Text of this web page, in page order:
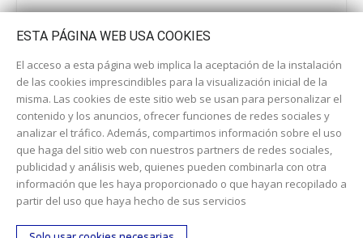
Dirección:c/ Cercedilla nº 14, 28925 Alcorcón
Email:contacta aquí
ESTA PÁGINA WEB USA COOKIES
El acceso a esta página web implica la aceptación de la instalación
de las cookies imprescindibles para la visualización inicial de la
misma. Las cookies de este sitio web se usan para personalizar el
contenido y los anuncios, ofrecer funciones de redes sociales y
analizar el tráfico. Además, compartimos información sobre el uso
que haga del sitio web con nuestros partners de redes sociales,
publicidad y análisis web, quienes pueden combinarla con otra
información que les haya proporcionado o que hayan recopilado a
partir del uso que haya hecho de sus servicios